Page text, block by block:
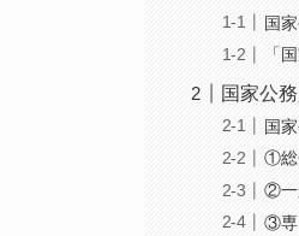
国
「
国家公
国
①総
②一
③専